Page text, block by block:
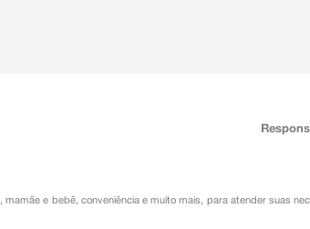
,mamãe e bebê, conveniênciae muito mais, para atender suas